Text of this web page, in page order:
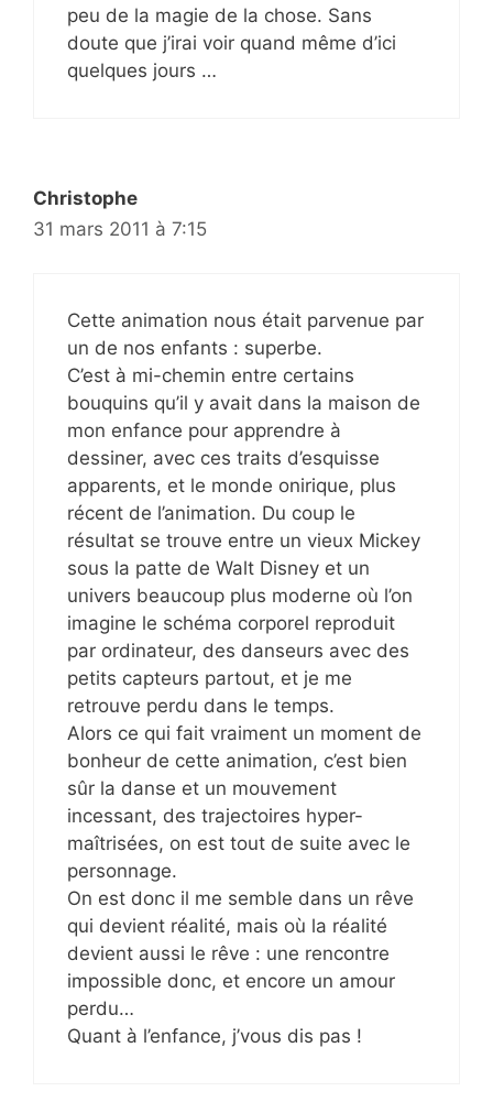
peu de la magie de la chose. Sans
doute que j’irai voir quand même d’ici
quelques jours …
Christophe
31 mars 2011 à 7:15
Cette animation nous était parvenue par
un de nos enfants : superbe.
C’est à mi-chemin entre certains
bouquins qu’il y avait dans la maison de
mon enfance pour apprendre à
dessiner, avec ces traits d’esquisse
apparents, et le monde onirique, plus
récent de l’animation. Du coup le
résultat se trouve entre un vieux Mickey
sous la patte de Walt Disney et un
univers beaucoup plus moderne où l’on
imagine le schéma corporel reproduit
par ordinateur, des danseurs avec des
petits capteurs partout, et je me
retrouve perdu dans le temps.
Alors ce qui fait vraiment un moment de
bonheur de cette animation, c’est bien
sûr la danse et un mouvement
incessant, des trajectoires hyper-
maîtrisées, on est tout de suite avec le
personnage.
On est donc il me semble dans un rêve
qui devient réalité, mais où la réalité
devient aussi le rêve : une rencontre
impossible donc, et encore un amour
perdu…
Quant à l’enfance, j’vous dis pas !